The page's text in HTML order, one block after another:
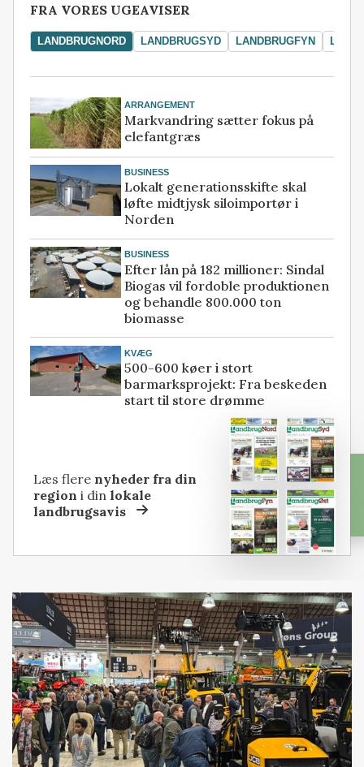
FRA VORES UGEAVISER
LANDBRUGNORD LANDBRUGSYD LANDBRUGFYN
ARRANGEMENT
Markvandring sætter fokus på
elefantgræs
BUSINESS
Lokalt generationsskifte skal
løfte midtjysk siloimportør i
Norden
BUSINESS
Efter lån på 182 millioner: Sindal
Biogas vil fordoble produktionen
og behandle 800.000 ton
biomasse
KVÆG
500-600 køer i stort
barmarksprojekt: Fra beskeden
start til store drømme
Læs flere nyheder fra din
region i dinlokale
landbrugsavis